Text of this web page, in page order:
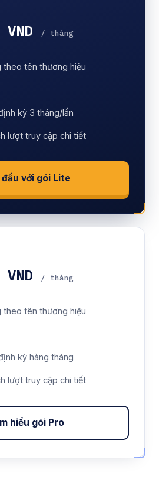
/ tháng
theo tên thương hiệu
kỳ 3 tháng/lần
lượt truy cập chi tiết
đầu với gói Lite
/ tháng
theo tên thương hiệu
kỳ hàng tháng
lượt truy cập chi tiết
hiểu gói Pro